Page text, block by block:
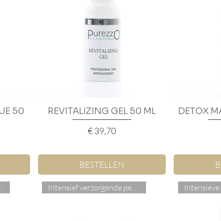
50
Snel overzicht
REVITALIZING GEL 50 ML
Prijs
€ 39,70
BESTELLEN
DETOX
peeling Intensief verzorgende peeling